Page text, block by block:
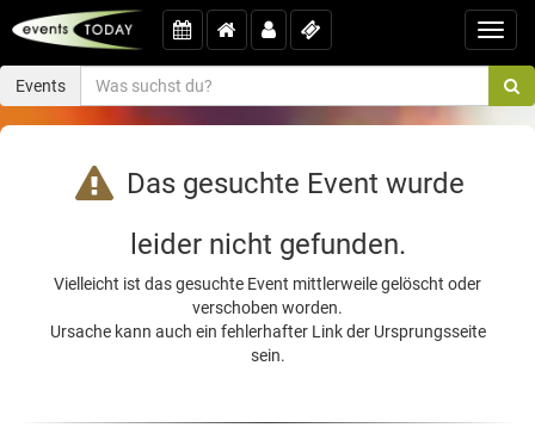
Events
Das gesuchte Event wurde
leider nicht gefunden.
Vielleicht ist das gesuchte Event mittlerweile gelöscht oder
verschoben worden.
Ursache kann auch ein fehlerhafter Link der Ursprungsseite
sein.